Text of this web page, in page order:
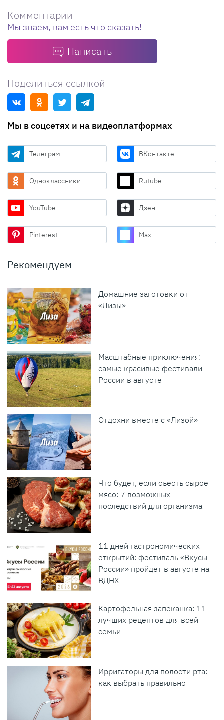
Комментарии
Мы знаем, вам есть что сказать!
Написать
Поделиться ссылкой
Мы в соцсетях и на видеоплатформах
Телеграм ВКонтакте
Одноклассники Rutube
YouTube Дзен
Pinterest Max
Рекомендуем
Домашние заготовки от
«Лизы»
Масштабные приключения:
самые красивые фестивали
России в августе
Отдохни вместе с «Лизой»
Что будет, если съесть сырое
мясо: 7 возможных
последствий для организма
11 дней гастрономических
открытий: фестиваль «Вкусы
России» пройдет в августе на
ВДНХ
Картофельная запеканка: 11
лучших рецептов для всей
семьи
Ирригаторы для полости рта:
как выбрать правильно